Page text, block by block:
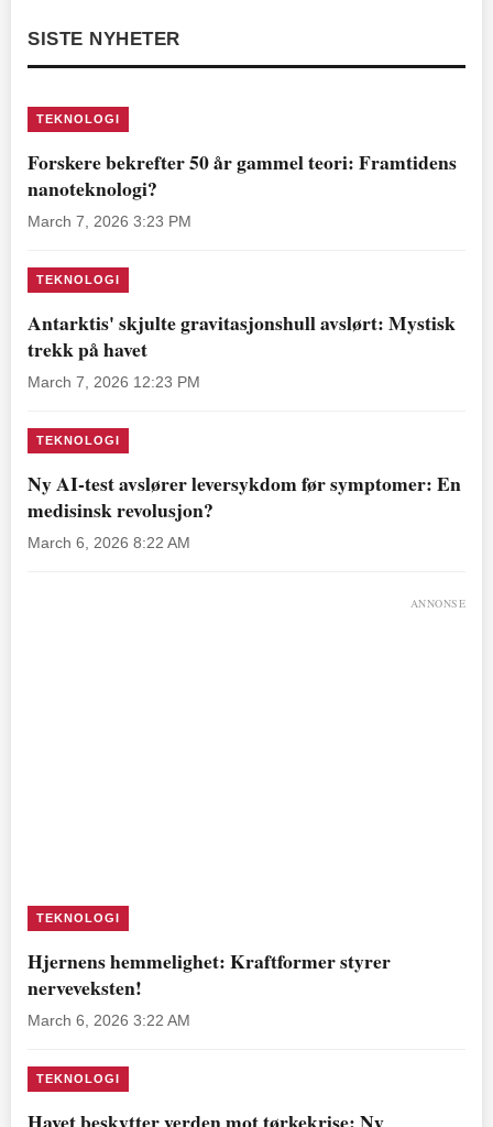
SISTE NYHETER
TEKNOLOGI
Forskere bekrefter 50 år gammel teori: Framtidens
nanoteknologi?
March 7, 2026 3:23 PM
TEKNOLOGI
Antarktis' skjulte gravitasjonshull avslørt: Mystisk
trekk på havet
March 7, 2026 12:23 PM
TEKNOLOGI
Ny AI-test avslører leversykdom før symptomer: En
medisinsk revolusjon?
March 6, 2026 8:22 AM
ANNONSE
TEKNOLOGI
Hjernens hemmelighet: Kraftformer styrer
nerveveksten!
March 6, 2026 3:22 AM
TEKNOLOGI